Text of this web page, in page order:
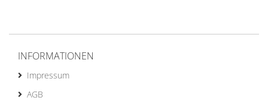
INFORMATIONEN
Impressum
AGB